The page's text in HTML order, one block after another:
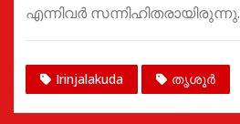
എന്നിവർ സന്നിഹിതരായിരുന്നു.
Irinjalakuda തൃശൂർ